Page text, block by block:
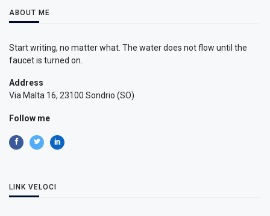
ABOUT ME
Start writing, no matter what. The water does not flow until the
faucet is turned on.
Address
Via Malta 16, 23100 Sondrio (SO)
Follow me
LINK VELOCI